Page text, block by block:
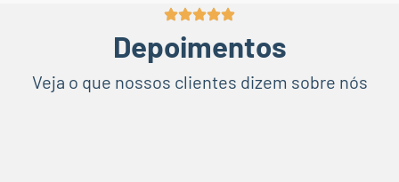
Depoimentos
Veja o que nossos clientes dizem sobre nós